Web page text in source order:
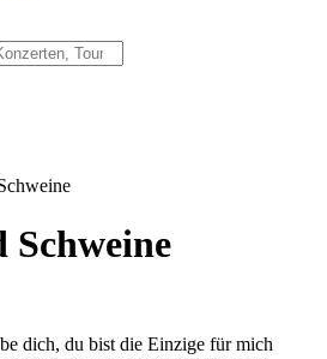
Schweine
dich, du bist die Einzige für mich